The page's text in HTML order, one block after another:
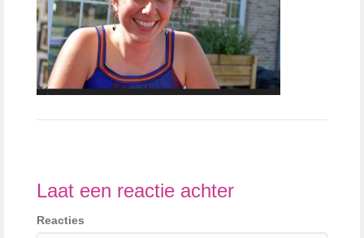
Laat een reactie achter
Reacties